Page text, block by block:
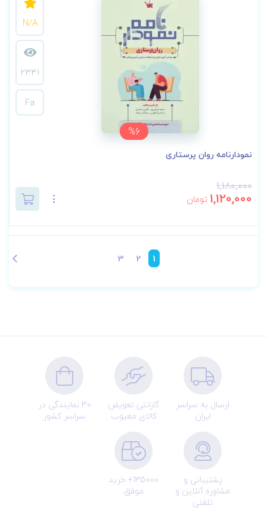
%6
N/A
2341
Fa
نمودارنامه روان پرستاری
1,180,000
1,120,000 تومان
1
2
3
ارسال به سراسر
ایران
گارانتی تعویض
کالای معیوب
30 نمایندگی در
سراسر کشور
پشتیبانی و
مشاوره آنلاین و
تلفنی
135000+ خرید
موفق